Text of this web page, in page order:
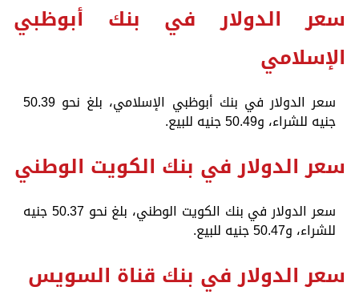
سعر الدولار في بنك أبوظبي
الإسلامي
سعر الدولار في بنك أبوظبي الإسلامي، بلغ نحو 50.39
جنيه للشراء، و50.49 جنيه للبيع.
سعر الدولار في بنك الكويت الوطني
سعر الدولار في بنك الكويت الوطني، بلغ نحو 50.37 جنيه
للشراء، و50.47 جنيه للبيع.
سعر الدولار في بنك قناة السويس